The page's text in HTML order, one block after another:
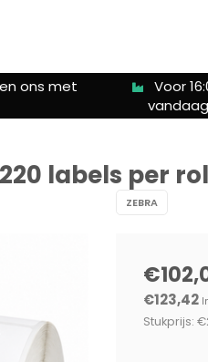
is
Gratis
labels per
ZEBRA
€123,42
Stukprijs: